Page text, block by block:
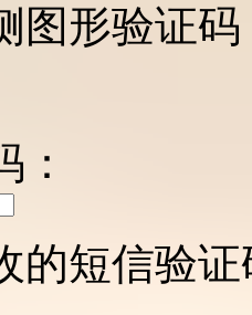
图形验证码
：
的短信验证